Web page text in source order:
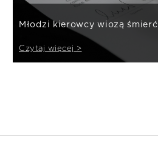
Młodzi kierowcy wiozą śmierć
Czytaj więcej >